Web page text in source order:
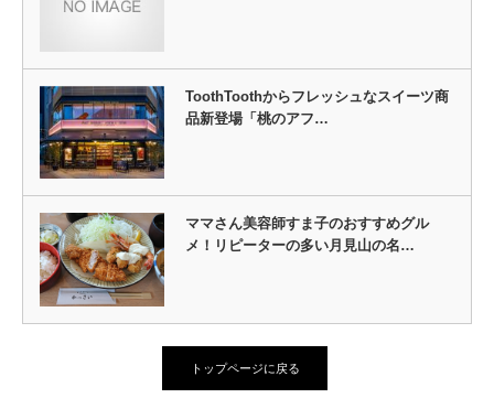
ToothToothからフレッシュなスイーツ商
品新登場「桃のアフ…
ママさん美容師すま子のおすすめグル
メ！リピーターの多い月見山の名…
トップページに戻る